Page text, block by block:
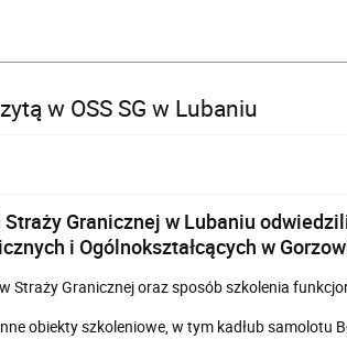
w OSS SG w Lubaniu
Granicznej w Lubaniu
i Ogólnokształcących w
Straży Granicznej oraz sposób szkolenia
obiekty szkoleniowe, w tym kadłub samolotu